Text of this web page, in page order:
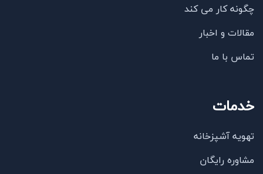
چگونه کار می کند
مقالات و اخبار
تماس با ما
خدمات
تهویه آشپزخانه
مشاوره رایگان